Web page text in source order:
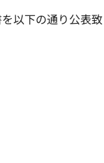
以下の通り公表致